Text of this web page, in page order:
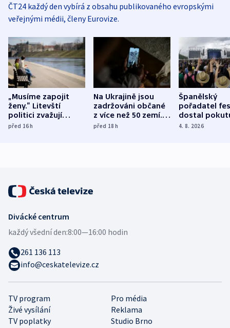
ČT24 každý den vybírá z obsahu publikovaného evropskými
veřejnými médii, členy Eurovize.
„Musíme zapojit
ženy.“ Litevští
politici zvažují
dohodu o
před 16h
Na Ukrajině jsou
zadržováni občané
z více než 50 zemí.
Bojovali na straně
před 18h
Španělský
pořadatel
dostal
nekalé
4. 8. 2026
TV program
Pro média
Živé vysílání
Reklama
TV poplatky
Studio Brno
Divácké centrum
každý všední den:8:00—16:00 hodin
261 136 113
info@ceskatelevize.cz